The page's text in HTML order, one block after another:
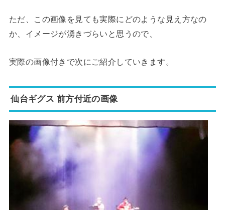
ただ、この画像を見ても実際にどのような見え方なの
か、イメージが湧きづらいと思うので、
実際の画像付きで次にご紹介していきます。
仙台ギグス 前方付近の画像